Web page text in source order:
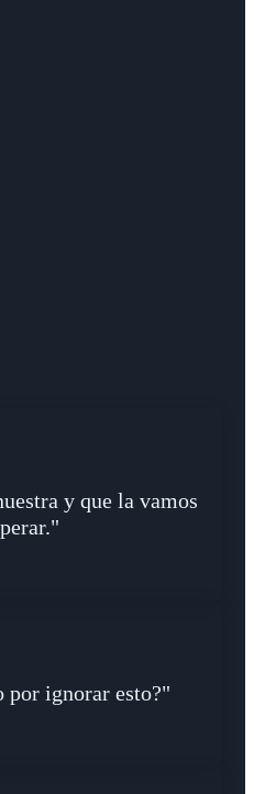
y que la vamos
por ignorar esto?"